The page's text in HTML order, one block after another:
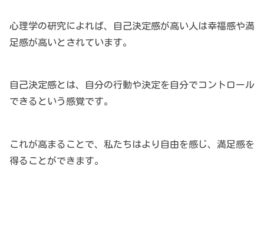
心理学の研究によれば、自己決定感が高い人は幸福感や満
足感が高いとされています。
自己決定感とは、自分の行動や決定を自分でコントロール
できるという感覚です。
これが高まることで、私たちはより自由を感じ、満足感を
得ることができます。